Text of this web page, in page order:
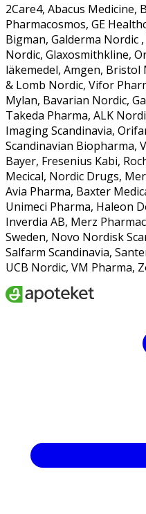
2Care4, Abacus Medicine,
Pharmacosmos, GE
Bigman, Galderma Nordic
Nordic, Glaxosmithkline,
läkemedel, Amgen,
& Lomb Nordic, Vifor
Mylan, Bavarian Nordic,
Takeda Pharma, ALK
Imaging Scandinavia,
Scandinavian Biopharma,
Bayer, Fresenius Kabi,
Mecical, Nordic Drugs,
Avia Pharma, Baxter
Unimeci Pharma, Haleon
Inverdia AB, Merz
Sweden, Novo Nordisk
Salfarm Scandinavia,
UCB Nordic, VM Pharma,